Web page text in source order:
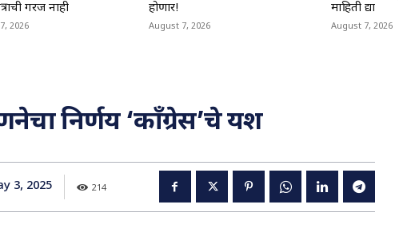
गरज नाही
2026
होणार!
August 7, 2026
माहिती द्या
August 7, 2026